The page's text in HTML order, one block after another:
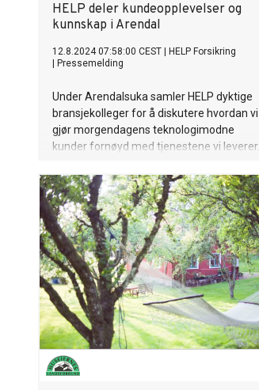
HELP deler kundeopplevelser og
kunnskap i Arendal
12.8.2024 07:58:00 CEST
HELP Forsikring
Pressemelding
Under Arendalsuka samler HELP dyktige
bransjekolleger for å diskutere hvordan vi
gjør morgendagens teknologimodne
kunder fornøyd med tjenestene vi leverer.
uken holder vi også daglige kurs om de
vanligste spørsmålene vi får fra kunder
med advokatforsikring - om svindelsaker,
nabokonflikter, arv og fremtidsfullmakt.